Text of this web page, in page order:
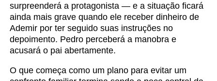
surpreenderá a protagonista — e a situação ficará
ainda mais grave quando ele receber dinheiro de
Ademir por ter seguido suas instruções no
depoimento. Pedro perceberá a manobra e
acusará o pai abertamente.
O que começa como um plano para evitar um